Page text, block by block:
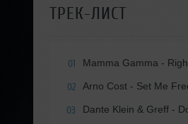
ТРЕК-ЛИСТ
01 Mamma Gamma -
02 Arno Cost - Set Me
03 Dante Klein & Greff -